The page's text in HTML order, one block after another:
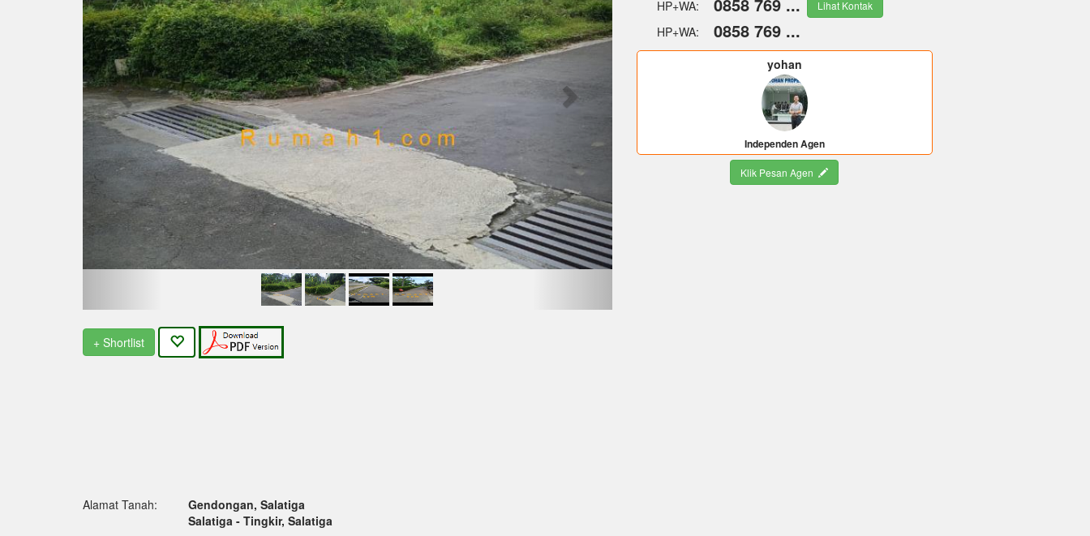
+ Shortlist
HP+WA: Lihat Kontak
HP+WA: 0858 769 ...
yohan
Independen Agen
Klik Pesan Agen
Alamat Tanah:
Gendongan, Salatiga
Salatiga - Tingkir, Salatiga